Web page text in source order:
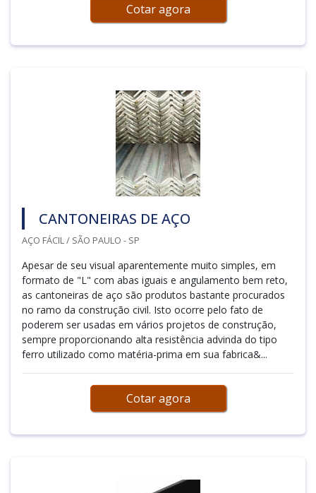
Cotar agora
CANTONEIRAS DE AÇO
AÇO FÁCIL / SÃO PAULO - SP
Apesar de seu visual aparentemente muito simples, em
formato de "L" com abas iguais e angulamento bem reto,
as cantoneiras de aço são produtos bastante procurados
no ramo da construção civil. Isto ocorre pelo fato de
poderem ser usadas em vários projetos de construção,
sempre proporcionando alta resistência advinda do tipo
ferro utilizado como matéria-prima em sua fabrica&...
Cotar agora